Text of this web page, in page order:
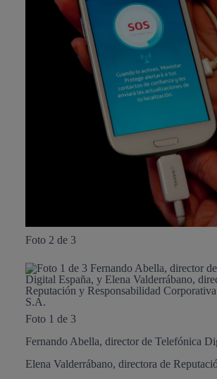
Foto 2 de 3
Foto 1 de 3
Fernando Abella, director de Telefónica
Elena Valderrábano, directora de